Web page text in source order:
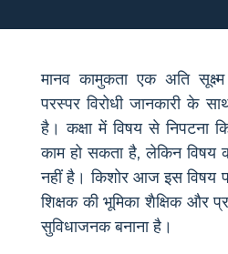
मानव कामुकता एक अति
परस्पर विरोधी जानकारी के
है। कक्षा में विषय से निपटना
काम हो सकता है, लेकिन विषय
नहीं है। किशोर आज इस विषय
शिक्षक की भूमिका शैक्षिक और
सुविधाजनक बनाना है।